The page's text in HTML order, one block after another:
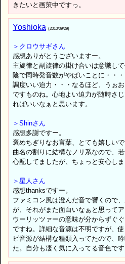
きたいと画策中ですっ。
Yoshioka (2010/09/29)
＞クロウサギさん
感想ありがとうございますー。
主旋律と副旋律の掛け合いは意識し
陰で同時発音数がやばいことに・・・
調度いい迫力・・・なるほど、うぉ
ですものね。心地よい迫力が随時さ
ればいいなぁと思います。
＞Shinさん
感想多謝ですー。
褒めちぎりなお言葉、とても嬉しいで
曲名の割りに結構なノリ系なので、
心配してましたが、ちょっと安心し
＞星人さん
感想thanksですー。
ファミコン風は澄んだ音で響くので
が、それがまた面白いなぁと思ってア
ウーリッツァーの意味が分からずぐ
ですね。詳細な音源は不明ですが、
ピ音源が結構な種類入ってたので、
た。自分も凄く気に入ってる音色です